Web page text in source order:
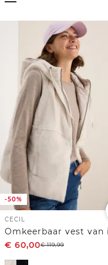
-50%
CECIL
€ 60,00€119,99